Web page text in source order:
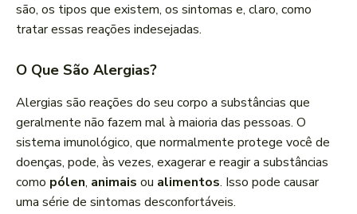
são, os tipos que existem, os sintomas e, claro, como
tratar essas reações indesejadas.
O Que São Alergias?
Alergias são reações do seu corpo a substâncias que
geralmente não fazem mal à maioria das pessoas. O
sistema imunológico, que normalmente protege você de
doenças, pode, às vezes, exagerar e reagir a substâncias
como pólen, animais ou alimentos. Isso pode causar
uma série de sintomas desconfortáveis.